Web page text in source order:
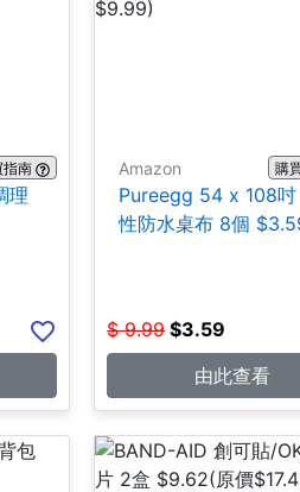
指南
理
Amazon 購
Pureegg 54 x 108吋
性防水桌布 8個
$ 9.99 $3.59
由此查看